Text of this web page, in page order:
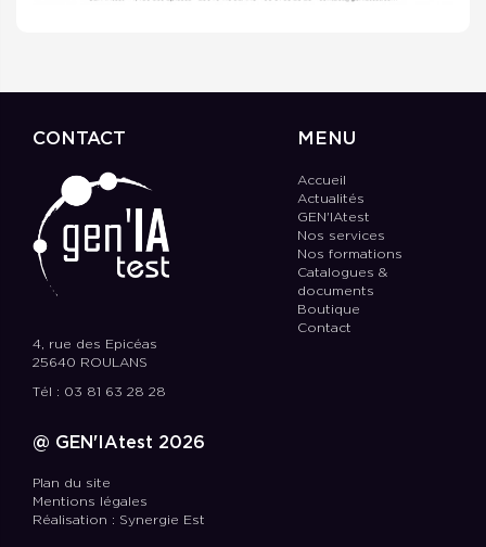
CONTACT
4, rue des Epicéas
25640 ROULANS
Tél : 03 81 63 28 28
MENU
Accueil
Actualités
GEN'IAtest
Nos services
Nos formations
Catalogues &
documents
Boutique
Contact
@ GEN'IAtest 2026
Plan du site
Mentions légales
Réalisation : Synergie Est